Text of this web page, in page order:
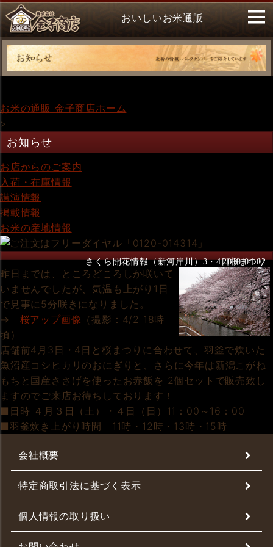
おいしいお米通販
お米の通販 金子商店ホーム
>
お知らせ
お店からのご案内
入荷・在庫情報
講演情報
掲載情報
お米の産地情報
さくら開花情報（新河岸川）3・4日桜まつり
2010.04.02
昨日までは、ところどころしか咲いて
いませんでしたが、気温も上がり1日
で見事に5分咲きになりました。
→ 桜アップ画像 （撮影：4/2 18時
頃）
店舗前4月3日・4日と桜まつりに合わせて、羽釜で炊いた
魚沼産コシヒカリのおにぎりと、さらに今年は新潟こがね
もちと国産ささげを使ったお赤飯を 2個セットで販売致し
ますのでご来店お待ちしております！
■日時 ４月３日（土）・４日（日）11：00～16：00
■羽釜炊き上がり時間 11時・12時・13時・15時
会社概要
特定商取引法に基づく表示
個人情報の取り扱い